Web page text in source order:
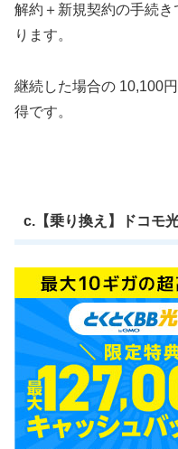
解約＋新規契約の手続
ります。
継続した場合の 10,100
得です。
c.【乗り換え】ドコモ